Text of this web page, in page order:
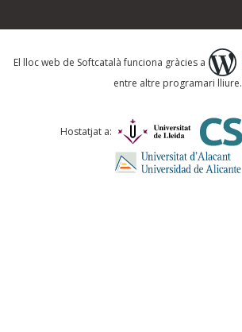
Què proposeu?
Comentari *
El lloc web de Softcatalà funciona gràcies a
entre altre programari lliure.
Hostatjat a: